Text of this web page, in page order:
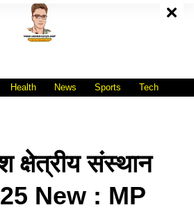
Health News Sports Tech
क्षेत्रीय संस्थान
New : MP